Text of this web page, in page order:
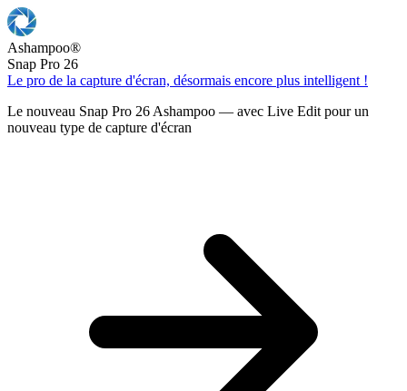
Ashampoo®
Snap Pro 26
Le pro de la capture d'écran, désormais encore plus intelligent !
Le nouveau Snap Pro 26 Ashampoo — avec Live Edit pour un
nouveau type de capture d'écran